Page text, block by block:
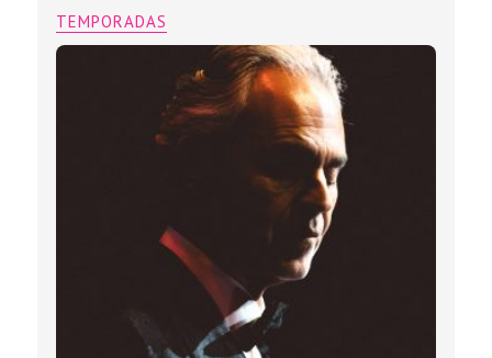
TEMPORADAS